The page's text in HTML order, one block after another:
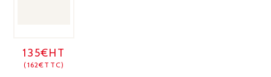
135€HT
(162€TTC)